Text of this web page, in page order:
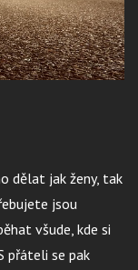
dělat jak ženy, tak
jsou
všude, kde si
přáteli se pak